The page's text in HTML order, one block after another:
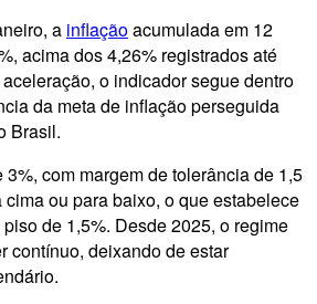
a inflaçãoacumulada em 12
acima dos 4,26% registrados até
o indicador segue dentro
da meta de inflação perseguida
Brasil.
3%, com margem de tolerância de 1,5
ou para baixo, o que estabelece
de 1,5%. Desde 2025, o regime
contínuo, deixando de estar